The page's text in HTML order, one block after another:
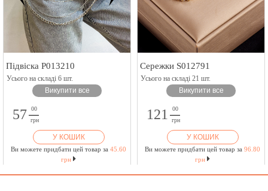
Підвіска P013210
Усього на складі 6 шт.
Викупити все
57
00
грн
У КОШИК
Ви можете придбати цей товар за 45.60
грн
Сережки S012791
Усього на складі 21 шт.
Викупити все
121
00
грн
У КОШИК
Ви можете придбати цей товар за 96.80
грн